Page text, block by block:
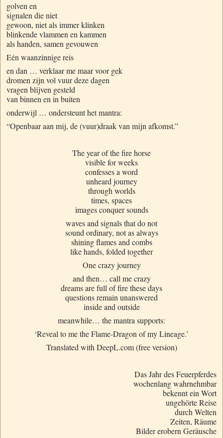
golven en
signalen die niet
gewoon, niet als immer klinken
blinkende vlammen en kammen
als handen, samen gevouwen
Eén waanzinnige reis
en dan … verklaar me maar voor gek
dromen zijn vol vuur deze dagen
vragen blijven gesteld
van binnen en in buiten
onderwijl … ondersteunt het mantra:
“Openbaar aan mij, de (vuur)draak van mijn afkomst.”
The year of the fire horse
visible for weeks
confesses a word
unheard journey
through worlds
times, spaces
images conquer sounds
waves and signals that do not
sound ordinary, not as always
shining flames and combs
like hands, folded together
One crazy journey
and then… call me crazy
dreams are full of fire these days
questions remain unanswered
inside and outside
meanwhile… the mantra supports:
‘Reveal to me the Flame-Dragon of my Lineage.’
Translated with DeepL.com (free version)
Das Jahr des Feuerpferdes
wochenlang wahrnehmbar
bekennt ein Wort
ungehörte Reise
durch Welten
Zeiten, Räume
Bilder erobern Geräusche